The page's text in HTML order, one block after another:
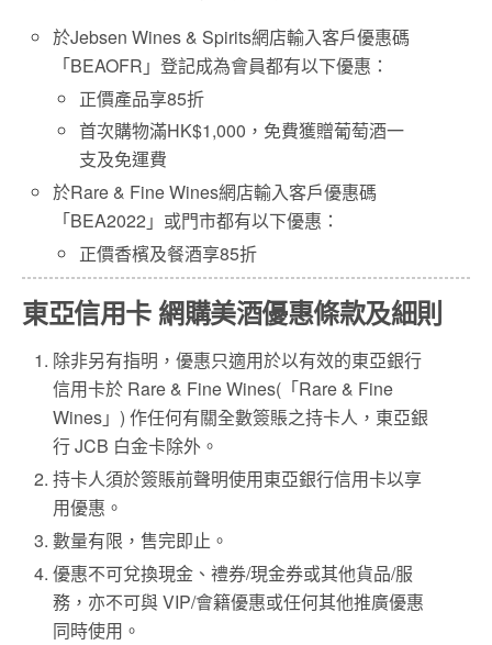
於Jebsen Wines & Spirits網店輸入客戶優惠碼
「BEAOFR」登記成為會員都有以下優惠：
正價產品享85折
首次購物滿HK$1,000，免費獲贈葡萄酒一
支及免運費
於Rare & Fine Wines網店輸入客戶優惠碼
「BEA2022」或門市都有以下優惠：
正價香檳及餐酒享85折
東亞信用卡 網購美酒優惠條款及細則
除非另有指明，優惠只適用於以有效的東亞銀行
信用卡於 Rare & Fine Wines(「Rare & Fine
Wines」) 作任何有關全數簽賬之持卡人，東亞銀
行 JCB 白金卡除外。
持卡人須於簽賬前聲明使用東亞銀行信用卡以享
用優惠。
數量有限，售完即止。
優惠不可兌換現金、禮券/現金券或其他貨品/服
務，亦不可與 VIP/會籍優惠或任何其他推廣優惠
同時使用。